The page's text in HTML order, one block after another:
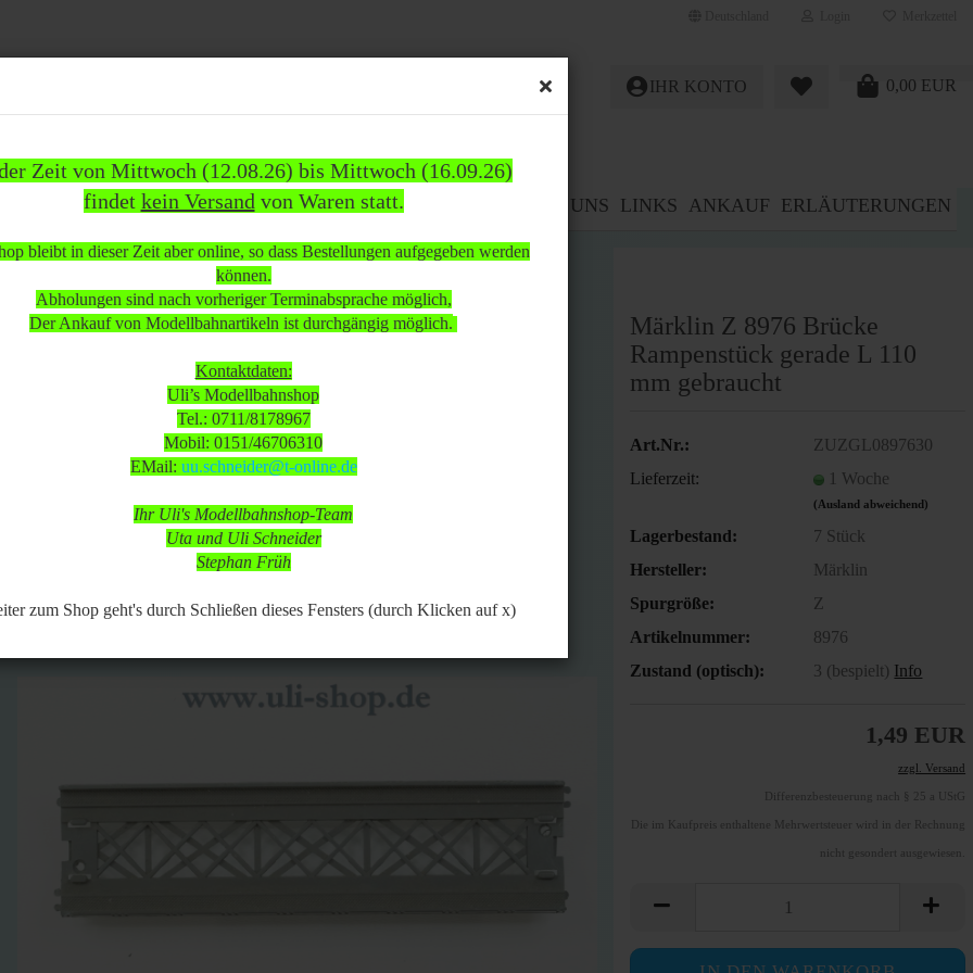
Zeit von Mittwoch (12.08.26) bis Mittwoch (16.09.26)
findet kein Versand von Waren statt.
bleibt in dieser Zeit aber online, so dass Bestellungen aufgegeben werden
können.
Abholungen sind nach vorheriger Terminabsprache möglich,
Der Ankauf von Modellbahnartikeln ist durchgängig möglich.
Kontaktdaten:
Uli’s Modellbahnshop
Tel.: 0711/8178967
Mobil: 0151/46706310
EMail: uu.schneider@t-online.de
Ihr Uli's Modellbahnshop-Team
Uta und Uli Schneider
Stephan Früh
zum Shop geht's durch Schließen dieses Fensters (durch Klicken auf x)
0,00 EUR
IHR KONTO
INFOS KUNDEN ÜBER UNS LINKS ANKAUF ERLÄUTERUNGEN
WEITERE
» » Märklin Z 8976 Brücke Rampenstück gerade L 110 mm gebraucht
(12.08.26) bis Mittwoch (16.09.26)
dieser Zeit aber online, so dass Bestellungen aufgegeben werden können.
nach vorheriger Terminabsprache möglich,
Modellbahnartikeln ist durchgängig möglich.
Letzter » 34Artikel in dieser Kategorie
Märklin Z 8976 Brücke
Rampenstück gerade L 110
mm gebraucht
Art.Nr.:
ZUZGL0897630
Lieferzeit:
1 Woche
(Ausland abweichend)
Lagerbestand: 7 Stück
Hersteller:
Märklin
Spurgröße:
Z
Artikelnummer:
8976
Zustand (optisch):
3 (bespielt) Info
1,49 EUR
zzgl. Versand
Differenzbesteuerung nach § 25 a UStG
Die im Kaufpreis enthaltene Mehrwertsteuer wird in der Rechnung
nicht gesondert ausgewiesen.